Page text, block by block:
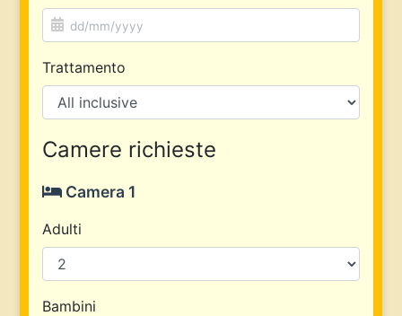
Trattamento
Camere richieste
Camera 1
Adulti
Bambini